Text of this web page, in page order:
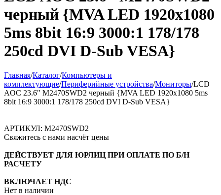
черный {MVA LED 1920x1080
5ms 8bit 16:9 3000:1 178/178
250cd DVI D-Sub VESA}
Главная/Каталог/Компьютеры и
комплектующие/Периферийные устройства/Мониторы/LCD
AOC 23.6" M2470SWD2 черный {MVA LED 1920x1080 5ms
8bit 16:9 3000:1 178/178 250cd DVI D-Sub VESA}
АРТИКУЛ: M2470SWD2
Свяжитесь с нами насчёт цены
ДЕЙСТВУЕТ ДЛЯ ЮРЛИЦ ПРИ ОПЛАТЕ ПО Б/Н
РАСЧЕТУ
ВКЛЮЧАЕТ НДС
Нет в наличии